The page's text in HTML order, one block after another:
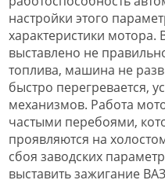
настройки этого
характеристики мотора.
выставлено не
топлива, машина не
быстро перегревается,
механизмов. Работа
частыми перебоями,
проявляются на
сбоя заводских
выставить зажигание